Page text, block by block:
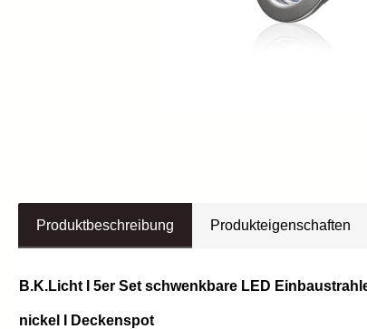
Produktbeschreibung Produkteigenschaften
B.K.Licht I 5er Set schwenkbare LED
nickel I Deckenspot